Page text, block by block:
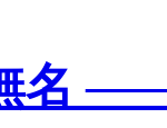
——